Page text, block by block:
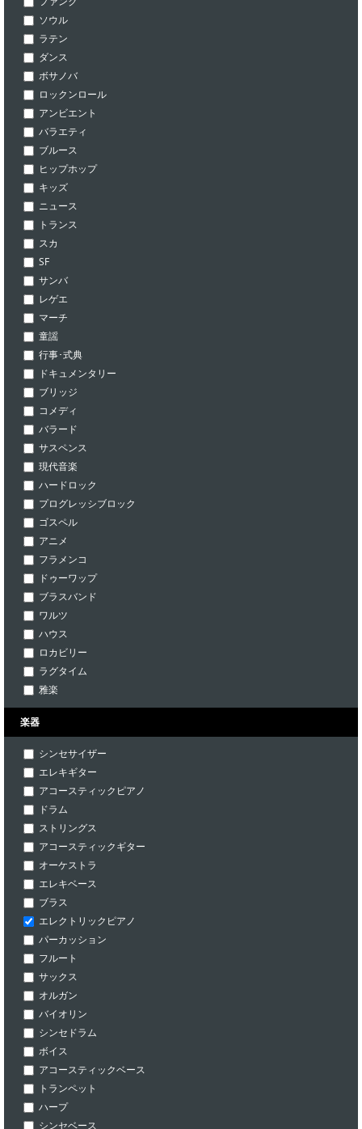
ソウル
ラテン
ダンス
ボサノバ
ロックンロール
アンビエント
バラエティ
ブルース
ヒップホップ
キッズ
ニュース
トランス
スカ
SF
サンバ
レゲエ
マーチ
童謡
行事･式典
ドキュメンタリー
ブリッジ
コメディ
バラード
サスペンス
現代音楽
ハードロック
プログレッシブロック
ゴスペル
アニメ
フラメンコ
ドゥーワップ
ブラスバンド
ワルツ
ハウス
ロカビリー
ラグタイム
雅楽
楽器
シンセサイザー
エレキギター
アコースティックピアノ
ドラム
ストリングス
アコースティックギター
オーケストラ
エレキベース
ブラス
エレクトリックピアノ
パーカッション
フルート
サックス
オルガン
バイオリン
シンセドラム
ボイス
アコースティックベース
トランペット
ハープ
シンセベース